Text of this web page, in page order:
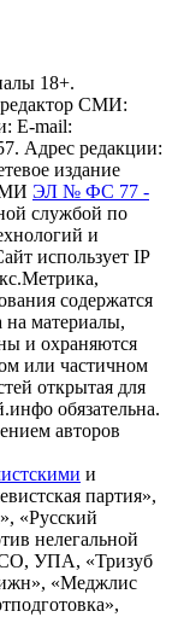
18+.
СМИ:
E-mail:
Адрес редакции:
издание
ЭЛ № ФС 77 -
службой по
и
использует IP
содержатся
на материалы,
и охраняются
или частичном
открытая для
обязательна.
авторов
и
партия»,
«Русский
нелегальной
УПА, «Тризуб
«Меджлис